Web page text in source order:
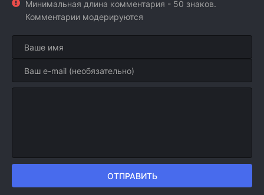
Минимальная длина комментария - 50 знаков.
Комментарии модерируются
ОТПРАВИТЬ